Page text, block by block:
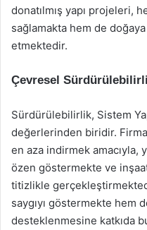
donatılmış yapı projeleri,
sağlamakta hem de
etmektedir.
Çevresel
Sürdürülebilirlik, Sistem
değerlerinden biridir.
en aza indirmek amacıyla,
özen göstermekte ve
titizlikle
saygıyı göstermekte hem
desteklenmesine katkıda